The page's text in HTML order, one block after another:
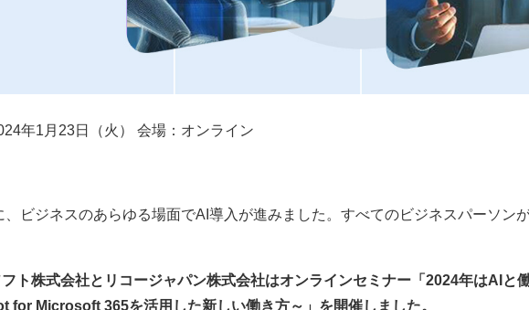
年1月23日（火） 会場：オンライン
、ビジネスのあらゆる場面でAI導入が進みました。すべてのビジネスパーソン
ト株式会社とリコージャパン株式会社はオンラインセミナー「2024年はAI
for Microsoft 365を活用した新しい働き方～」を開催しました。